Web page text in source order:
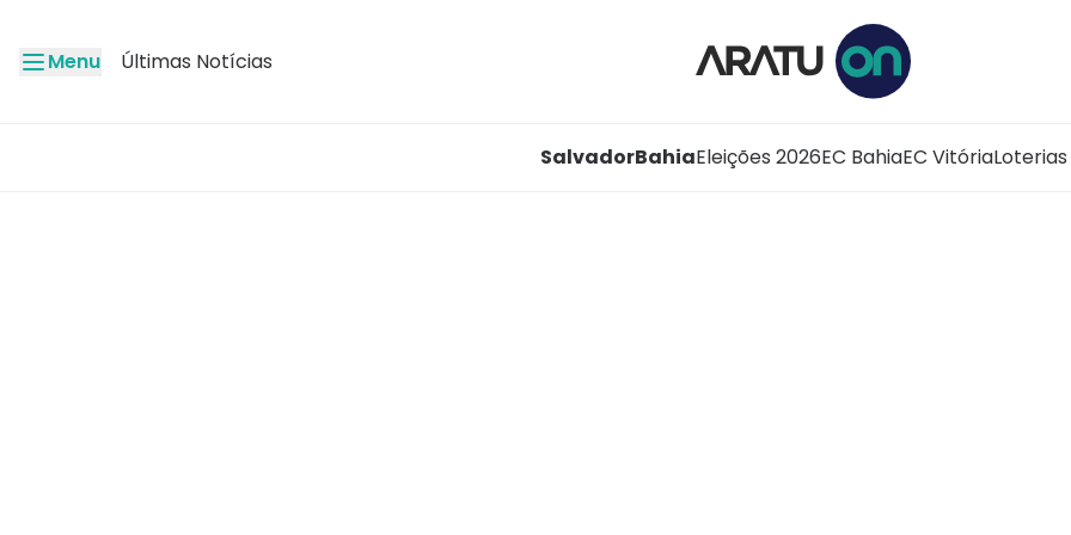
Menu Últimas Notícias
SalvadorBahiaEleições 2026EC BahiaEC VitóriaLoterias